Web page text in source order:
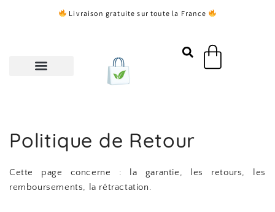
Livraison gratuite sur toute la France
Panier
Politique de Retour
Cette page concerne : la garantie, les retours, les
remboursements, la rétractation.